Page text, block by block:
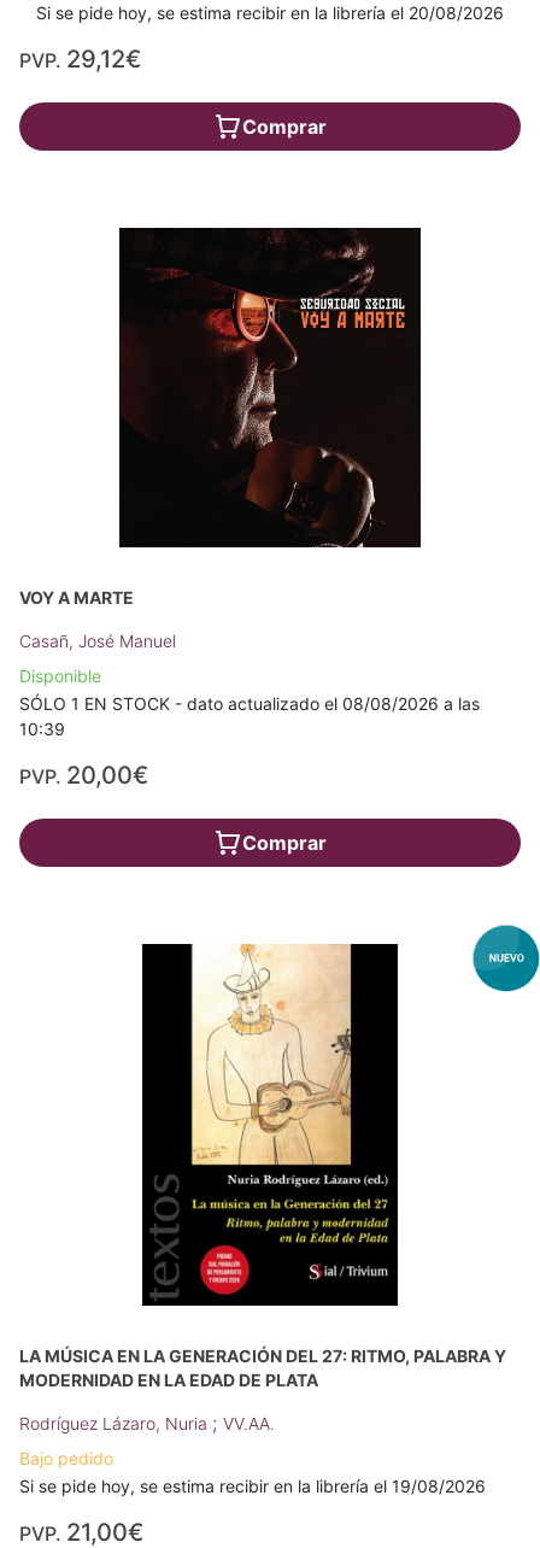
Si se pide hoy, se estima recibir en la librería el 20/08/2026
PVP. 29,12€
Comprar
VOY A MARTE
Casañ, José Manuel
Disponible
SÓLO 1 EN STOCK - dato actualizado el 08/08/2026 a las
10:39
PVP. 20,00€
Comprar
LA MÚSICA EN LA GENERACIÓN DEL 27: RITMO, PALABRA Y
MODERNIDAD EN LA EDAD DE PLATA
Rodríguez Lázaro, Nuria ; VV.AA.
Bajo pedido
Si se pide hoy, se estima recibir en la librería el 19/08/2026
PVP. 21,00€